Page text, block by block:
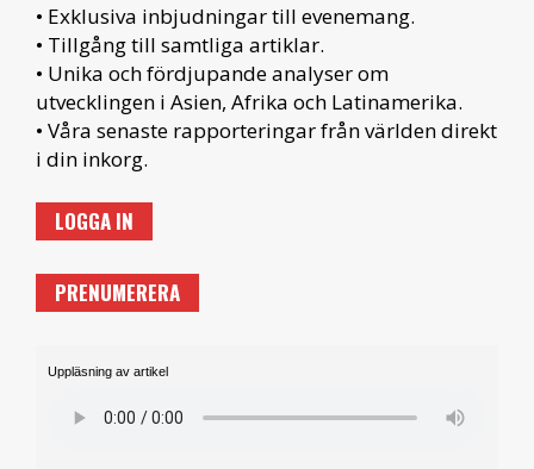
• Exklusiva inbjudningar till evenemang.
• Tillgång till samtliga artiklar.
• Unika och fördjupande analyser om
utvecklingen i Asien, Afrika och Latinamerika.
• Våra senaste rapporteringar från världen direkt
i din inkorg.
LOGGA IN
PRENUMERERA
Uppläsning av artikel